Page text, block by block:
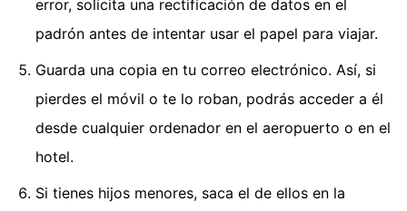
error, solicita una rectificación de datos en el
padrón antes de intentar usar el papel para viajar.
Guarda una copia en tu correo electrónico. Así, si
pierdes el móvil o te lo roban, podrás acceder a él
desde cualquier ordenador en el aeropuerto o en el
hotel.
Si tienes hijos menores, saca el de ellos en la